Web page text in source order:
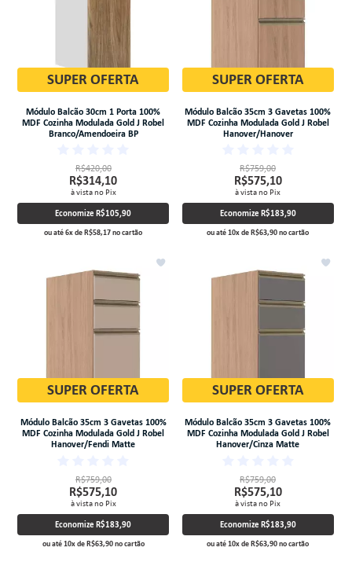
SUPER OFERTA
Módulo Balcão 30cm 1 Porta 100%
MDF Cozinha Modulada Gold J Robel
Branco/Amendoeira BP
R$420,00
R$314,10
à vista no Pix
EconomizeR$105,90
ou até6xdeR$58,17no cartão
SUPER OFERTA
Módulo Balcão 35cm 3 Gavetas 100%
MDF Cozinha Modulada Gold J Robel
Hanover/Hanover
R$759,00
R$575,10
à vista no Pix
Economize R$183,90
ou até10xdeR$63,90no cartão
SUPER OFERTA
Módulo Balcão 35cm 3 Gavetas 100%
MDF Cozinha Modulada Gold J Robel
Hanover/Fendi Matte
R$759,00
R$575,10
à vista no Pix
EconomizeR$183,90
ou até10xdeR$63,90no cartão
SUPER OFERTA
Módulo Balcão 35cm 3 Gavetas 100%
MDF Cozinha Modulada Gold J Robel
Hanover/Cinza Matte
R$759,00
R$575,10
à vista no Pix
Economize R$183,90
ou até10xdeR$63,90no cartão